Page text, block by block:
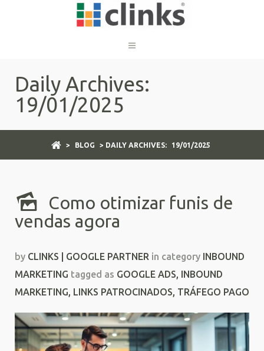
Daily Archives:
19/01/2025
> BLOG > DAILY ARCHIVES: 19/01/2025
Como otimizar funis de
vendas agora
by CLINKS | GOOGLE PARTNER in category INBOUND
MARKETING tagged as GOOGLE ADS, INBOUND
MARKETING, LINKS PATROCINADOS, TRÁFEGO PAGO